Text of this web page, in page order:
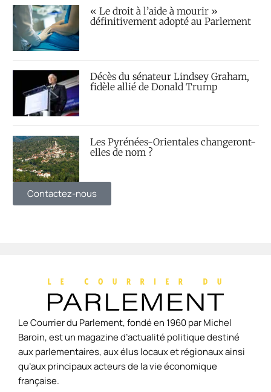
« Le droit à l’aide à mourir »
définitivement adopté au Parlement
Décès du sénateur Lindsey Graham,
fidèle allié de Donald Trump
Les Pyrénées-Orientales changeront-
elles de nom ?
Contactez-nous
Le Courrier du Parlement, fondé en 1960 par Michel
Baroin, est un magazine d’actualité politique destiné
aux parlementaires, aux élus locaux et régionaux ainsi
qu’aux principaux acteurs de la vie économique
française.